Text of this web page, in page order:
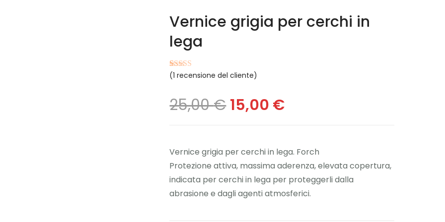
Vernice grigia per cerchi in
lega
Valutato
1
recensioni
(1 recensione del cliente)
25,00€ 15,00 €
Vernice grigia per cerchi in lega. Forch
Protezione attiva, massima aderenza, elevata copertura,
indicata per cerchi in lega per proteggerli dalla
abrasione e dagli agenti atmosferici.